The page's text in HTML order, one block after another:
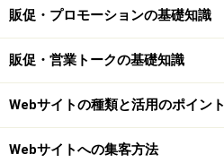
販促・プロモーションの基礎知識
販促・営業トークの基礎知識
Webサイトの種類と活用のポイント
Webサイトへの集客方法